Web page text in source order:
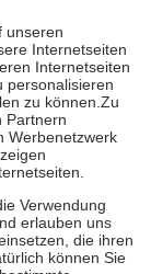
die tatsächlichen
Apotheken.
die
je
Gesundheit zu
unterstützen,
18. Lebensjahr